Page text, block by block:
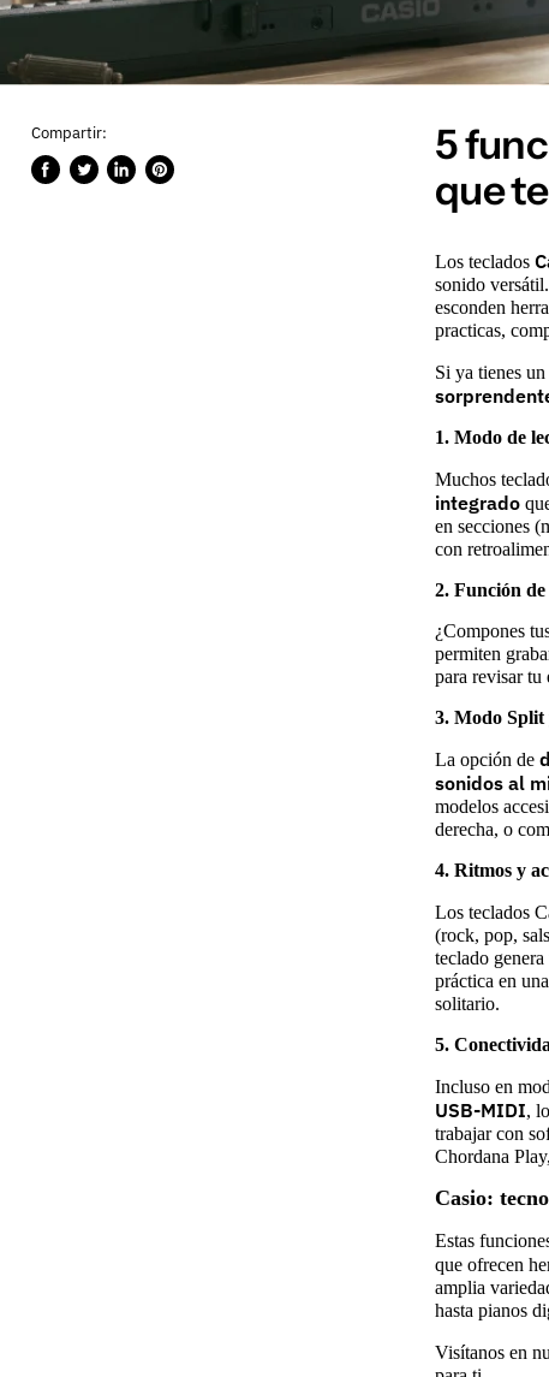
Compartir:
5
que
Los teclados
sonido
esconden
practicas,
Si ya tienes
1. Modo de
Muchos
integrado
en secciones
con
2. Función
¿Compones
permiten
para revisar tu
3. Modo
La opción de
sonidos al
modelos
derecha, o
4. Ritmos y
Los teclados
(rock, pop,
teclado
práctica en
solitario.
5.
Incluso en
USB-MIDI,
trabajar con
Chordana
Casio:
Estas
que ofrecen
amplia
hasta pianos
Visítanos en